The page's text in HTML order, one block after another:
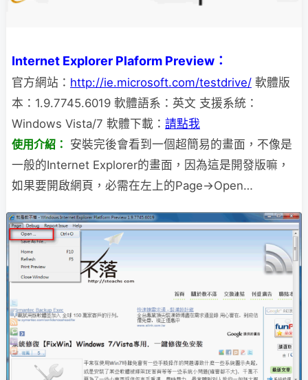
Internet Explorer Plaform Preview：
官方網站： http://ie.microsoft.com/testdrive/ 軟體版
本：1.9.7745.6019 軟體語系：英文 支援系統：
Windows Vista/7 軟體下載： 請點我
使用介紹： 安裝完後會看到一個超簡易的畫面，不像是
一般的Internet Explorer的畫面，因為這是開發版嘛，
如果要開啟網頁，必需在左上的Page→Open…